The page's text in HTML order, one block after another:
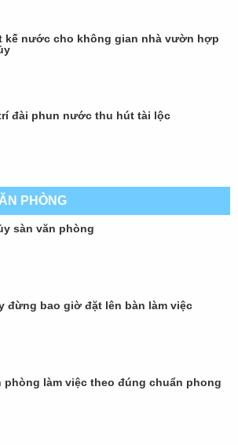
kế nước cho không gian nhà vườn hợp
đài phun nước thu hút tài lộc
PHÒNG
sàn văn phòng
đừng bao giờ đặt lên bàn làm việc
phòng làm việc theo đúng chuẩn phong